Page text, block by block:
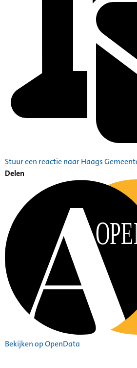
Stuur een reactie naar Haags
Delen
Bekijken op OpenData